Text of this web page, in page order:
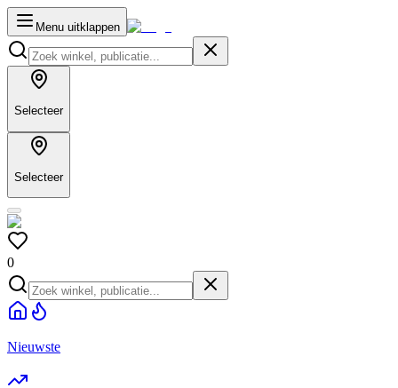
Menu uitklappen
Selecteer
Selecteer
0
Nieuwste